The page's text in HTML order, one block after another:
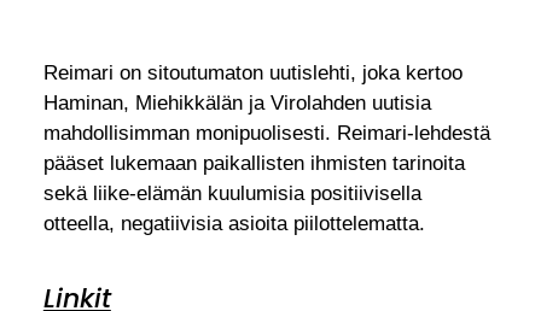
Reimari on sitoutumaton uutislehti, joka kertoo
Haminan, Miehikkälän ja Virolahden uutisia
mahdollisimman monipuolisesti. Reimari-lehdestä
pääset lukemaan paikallisten ihmisten tarinoita
sekä liike-elämän kuulumisia positiivisella
otteella, negatiivisia asioita piilottelematta.
Linkit